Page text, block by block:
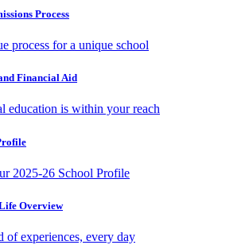
Process
process for a unique school
Financial Aid
education is within your reach
2025-26 School Profile
Overview
of experiences, every day